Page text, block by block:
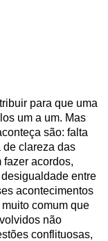
para que uma
um a um. Mas
são: falta
de clareza das
acordos,
entre
acontecimentos
comum que
não
conflituosas,